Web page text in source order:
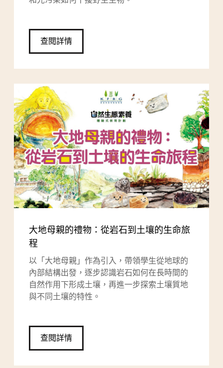
查閱詳情
大地母親的禮物：從岩石到土壤的生命旅
程
以「大地母親」作為引入，帶領學生從地球的
內部結構出發，逐步認識岩石如何在長時間的
自然作用下形成土壤，再進一步探索土壤質地
與不同土壤的特性。
查閱詳情